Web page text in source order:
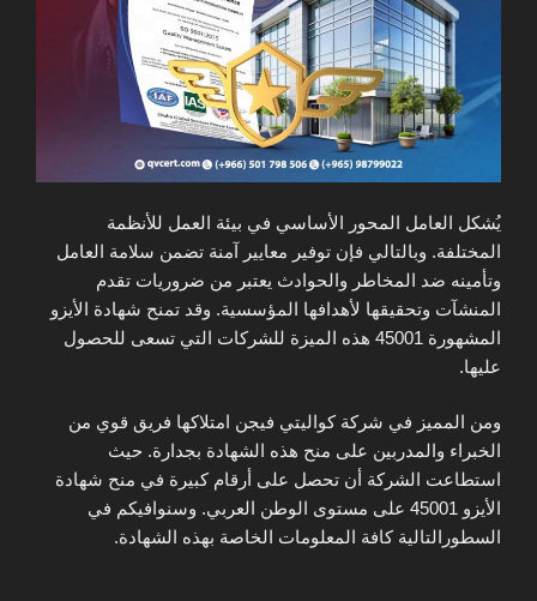
يُشكل العامل المحور الأساسي في بيئة العمل للأنظمة
المختلفة. وبالتالي فإن توفير معايير آمنة تضمن سلامة العامل
وتأمينه ضد المخاطر والحوادث يعتبر من ضروريات تقدم
المنشآت وتحقيقها لأهدافها المؤسسية. وقد تمنح شهادة الأيزو
المشهورة 45001 هذه الميزة للشركات التي تسعى للحصول
عليها.
ومن المميز في شركة كواليتي فيجن امتلاكها فريق قوي من
الخبراء والمدربين على منح هذه الشهادة بجدارة. حيث
استطاعت الشركة أن تحصل على أرقام كبيرة في منح شهادة
الأيزو 45001 على مستوى الوطن العربي. وسنوافيكم في
السطورالتالية كافة المعلومات الخاصة بهذه الشهادة.